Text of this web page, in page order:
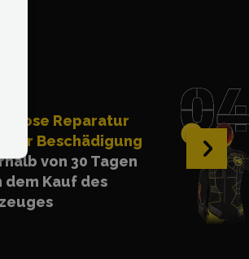
Reparatur
Beschädigung
von 30 Tagen
dem Kauf des
›